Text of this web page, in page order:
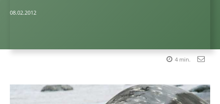
08.02.2012
4 min.